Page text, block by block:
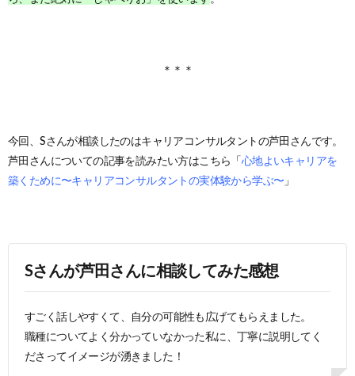
＊＊＊
今回、Sさんが相談したのはキャリアコンサルタントの芦田さんです。
芦田さんについての記事を読みたい方はこちら「 心地よいキャリアを
築くために〜キャリアコンサルタントの実体験から学ぶ〜 」
Sさんが芦田さんに相談してみた感想
すごく話しやすくて、自分の可能性も広げてもらえました。
職種についてよく分かっていなかった私に、丁寧に説明してく
ださってイメージが湧きました！